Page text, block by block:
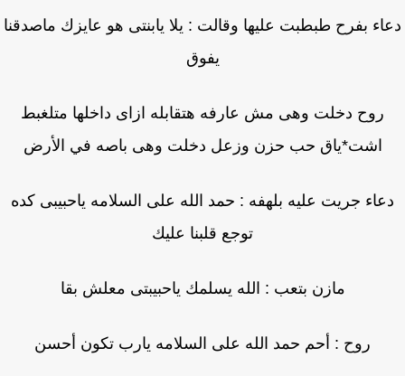
بفرح طبطبت عليها وقالت : يلا يابنتى هو عايزك ماصدقنا
يفوق
روح دخلت وهى مش عارفه هتقابله ازاى داخلها متلغبط
اشت*ياق حب حزن وزعل دخلت وهى باصه في الأرض
جريت عليه بلهفه : حمد الله على السلامه ياحبيبى كده
توجع قلبنا عليك
مازن بتعب : الله يسلمك ياحبيبتى معلش بقا
روح : أحم حمد الله على السلامه يارب تكون أحسن